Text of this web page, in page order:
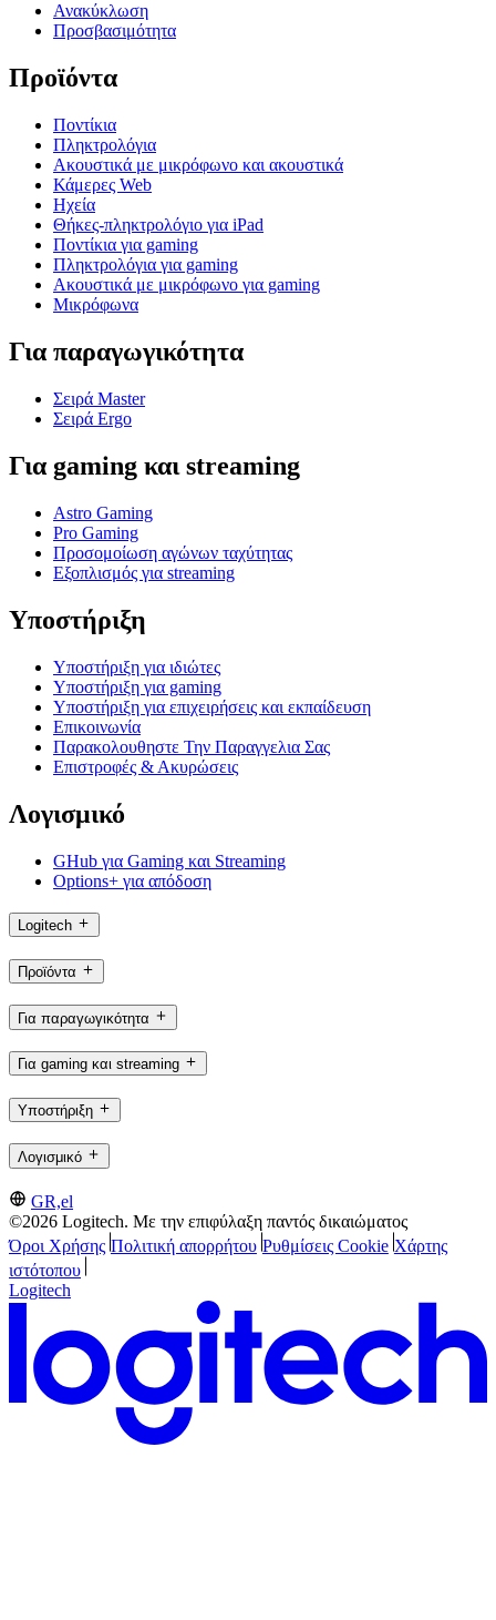
Ανακύκλωση
Προσβασιμότητα
Προϊόντα
Ποντίκια
Πληκτρολόγια
Ακουστικά με μικρόφωνο και ακουστικά
Κάμερες Web
Ηχεία
Θήκες-πληκτρολόγιο για iPad
Ποντίκια για gaming
Πληκτρολόγια για gaming
Ακουστικά με μικρόφωνο για gaming
Μικρόφωνα
Για παραγωγικότητα
Σειρά Master
Σειρά Ergo
Για gaming και streaming
Astro Gaming
Pro Gaming
Προσομοίωση αγώνων ταχύτητας
Εξοπλισμός για streaming
Υποστήριξη
Υποστήριξη για ιδιώτες
Υποστήριξη για gaming
Υποστήριξη για επιχειρήσεις και εκπαίδευση
Επικοινωνία
Παρακολουθηστε Την Παραγγελια Σας
Επιστροφές & Ακυρώσεις
Λογισμικό
GHub για Gaming και Streaming
Options+ για απόδοση
Logitech
Προϊόντα
Για παραγωγικότητα
Για gaming και streaming
Υποστήριξη
Λογισμικό
GR,el
©2026 Logitech. Με την επιφύλαξη παντός δικαιώματος
Όροι Χρήσης Πολιτική απορρήτου Ρυθμίσεις Cookie Χάρτης
ιστότοπου
Logitech